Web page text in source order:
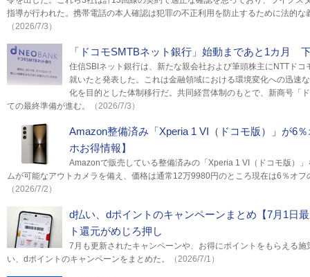
指導が行われた。携帯電話の本人確認は犯罪の不正利用を防止するために法的な
（2026/7/3）
「ドコモSMTBネット銀行」始動まであと1カ月
住信SBIネット銀行は、新たな親会社および筆頭株主にNTTド
就いたと発表した。これは金融領域における環境変化への迅速
化を目的とした体制移行だ。共同経営体制のもとで、新商号「
ての最終準備が進む。
（2026/7/3）
Amazon整備済み「Xperia 1 VI（ドコモ版）」が6
ホお得情報】
Amazonで販売している整備済みの「Xperia 1 VI（ドコモ版）
ムが可能なアウトカメラを備え、価格は通常12万9980円のところ現在は6％オ
（2026/7/2）
d払い、dポイントのキャンペーンまとめ【7月1日
ト還元がめじろ押し
7月も更新されたキャンペーンや、お得にポイントをもらえる
い、dポイントのキャンペーンをまとめた。
（2026/7/1）